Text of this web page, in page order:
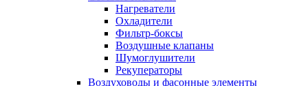
Нагреватели
Охладители
Фильтр-боксы
Воздушные клапаны
Шумоглушители
Рекуператоры
Воздуховоды и фасонные элементы